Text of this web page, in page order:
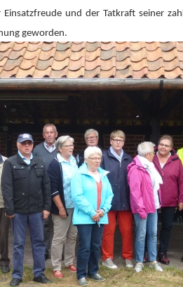
und der Tatkraft seiner
geworden.